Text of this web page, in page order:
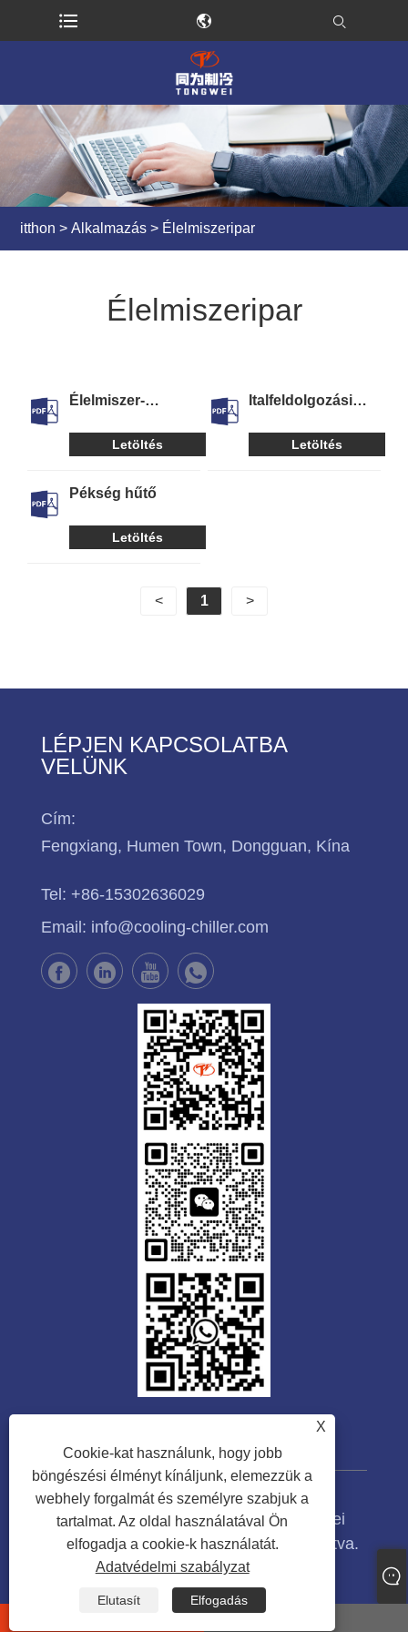
itthon > Alkalmazás > Élelmiszeripar
Élelmiszeripar
Élelmiszer-
Letöltés
Italfeldolgozási
Letöltés
Pékség hűtő
Letöltés
< 1 >
LÉPJEN KAPCSOLATBA
VELÜNK
Cím:
Fengxiang, Humen Town, Dongguan, Kína
Tel: +86-15302636029
Email: info@cooling-chiller.com
Copyright © 2023 Guangdong Tongwei
Machinery Co., Ltd. Minden jog fenntartva.
Links
Sitemap RSS
Adatvédelmi szabályzat
X
Cookie-kat használunk, hogy jobb
böngészési élményt kínáljunk, elemezzük a
webhely forgalmát és személyre szabjuk a
tartalmat. Az oldal használatával Ön
elfogadja a cookie-k használatát.
Adatvédelmi szabályzat
Elutasít Elfogadás